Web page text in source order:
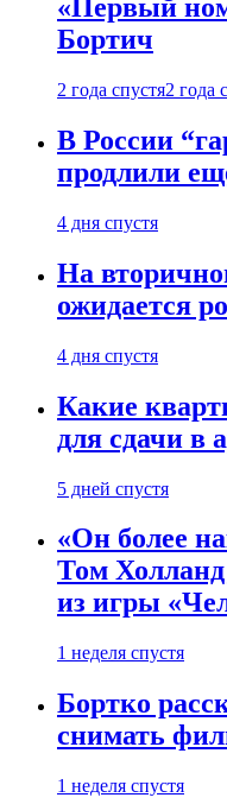
«Первый
Бортич
2 года спустя2 года
В России
продлили
4 дня спустя
На
ожидается
4 дня спустя
Какие
для сдачи в
5 дней спустя
«Он более
Том
из игры
1 неделя спустя
Бортко
снимать
1 неделя спустя